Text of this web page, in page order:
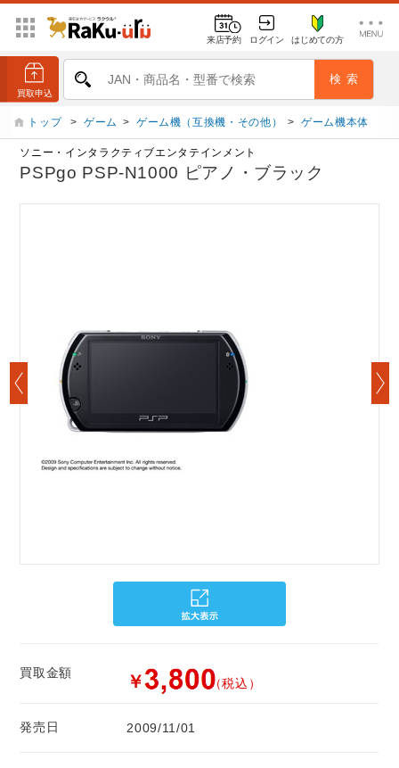
来店予約 ログイン はじめての方
トップ > ゲーム > ゲーム機（互換機・その他） > ゲーム機本体
ソニー・インタラクティブエンタテインメント
PSPgo PSP-N1000 ピアノ・ブラック
買取金額 ￥ （税込）
発売日 2009/11/01